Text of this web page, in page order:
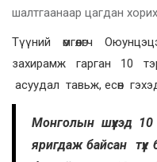
шалтгаанаар цагдан
Түүний өмгөөлөгч
захирамж гарган 10
асуудал тавьж, есөн
Монголын шүүхэд
яригдаж байсан түүх